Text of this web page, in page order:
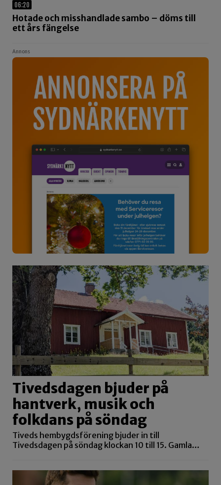
06:20
Hotade och misshandlade sambo – döms till
ett års fängelse
Annons
Tivedsdagen bjuder på
hantverk, musik och
folkdans på söndag
Tiveds hembygdsförening bjuder in till
Tivedsdagen på söndag klockan 10 till 15. Gamla…